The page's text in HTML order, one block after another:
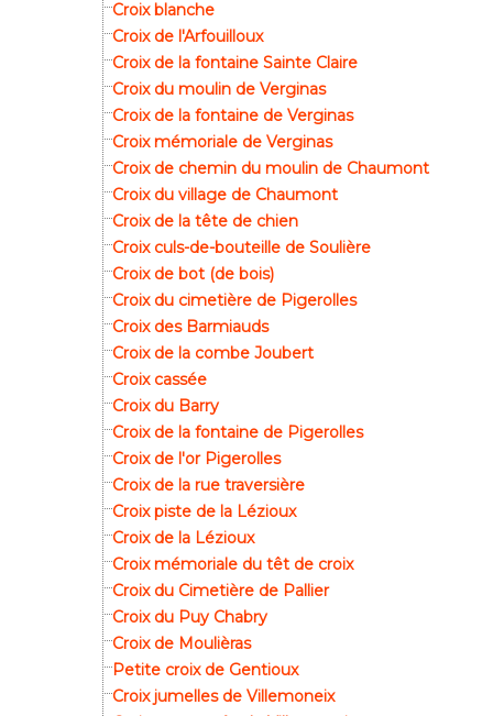
Croix blanche
Croix de l'Arfouilloux
Croix de la fontaine Sainte Claire
Croix du moulin de Verginas
Croix de la fontaine de Verginas
Croix mémoriale de Verginas
Croix de chemin du moulin de Chaumont
Croix du village de Chaumont
Croix de la tête de chien
Croix culs-de-bouteille de Soulière
Croix de bot (de bois)
Croix du cimetière de Pigerolles
Croix des Barmiauds
Croix de la combe Joubert
Croix cassée
Croix du Barry
Croix de la fontaine de Pigerolles
Croix de l'or Pigerolles
Croix de la rue traversière
Croix piste de la Lézioux
Croix de la Lézioux
Croix mémoriale du têt de croix
Croix du Cimetière de Pallier
Croix du Puy Chabry
Croix de Moulièras
Petite croix de Gentioux
Croix jumelles de Villemoneix